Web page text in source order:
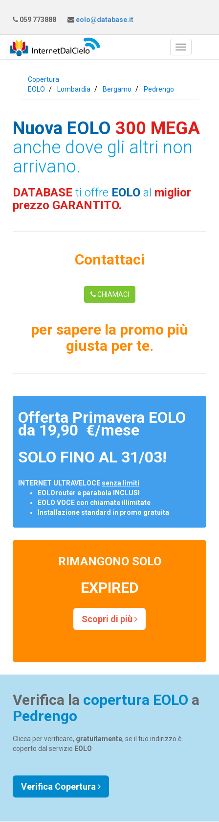
059 773888 eolo@database.it
Copertura
EOLO
Lombardia Bergamo Pedrengo
Nuova EOLO 300 MEGA
anche dove gli altri non
arrivano.
DATABASEti offre EOLO al miglior
prezzo GARANTITO.
Contattaci
CHIAMACI
per sapere la promo più
giusta per te.
Offerta Primavera EOLO
da 19,90 €/mese
SOLO FINO AL 31/03!
INTERNET ULTRAVELOCE senza limiti
EOLOrouter e parabola INCLUSI
EOLO VOCE con chiamate illimitate
Installazione standard in promo gratuita
RIMANGONO SOLO
EXPIRED
Scopri di più
Verifica la copertura EOLO a
Pedrengo
Clicca per verificare, gratuitamente, se il tuo indirizzo è
coperto dal servizio EOLO
Verifica Copertura